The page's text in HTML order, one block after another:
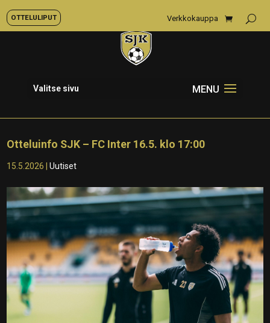
OTTELULIPUT Verkkokauppa
Valitse sivu
Otteluinfo SJK – FC Inter 16.5. klo 17:00
15.5.2026 |Uutiset